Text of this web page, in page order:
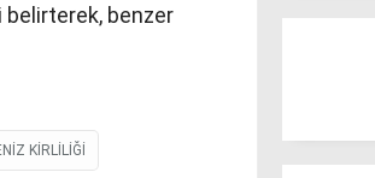
belirterek, benzer
KIRLILIĞI